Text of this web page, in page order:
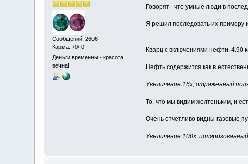
Сообщений: 2606
Карма: +0/-0
Деньги временны - красота
вечна!
Говорят - что умные люди в
Я решил последовать их примеру
Кварц с включениями нефти. 4.90
Нефть содержится как в
Увеличение 16х, отраженный
То, что мы видим желтеньким, и
Очень отчетливо видны газовые
Увеличение 100х,